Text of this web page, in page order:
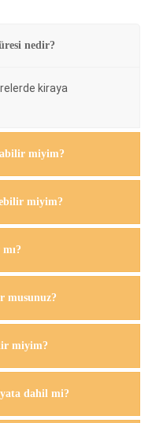
nedir?
kiraya
miyim?
miyim?
musunuz?
miyim?
dahil mi?